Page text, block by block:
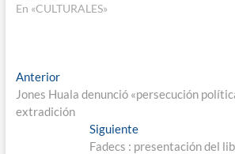
En «CULTURALES»
Navegación
de
entradas
AnteriorEntrada
anterior:
Jones Huala denunció «persecución
extradición
SiguienteEntrada
siguiente:
Fadecs : presentación del